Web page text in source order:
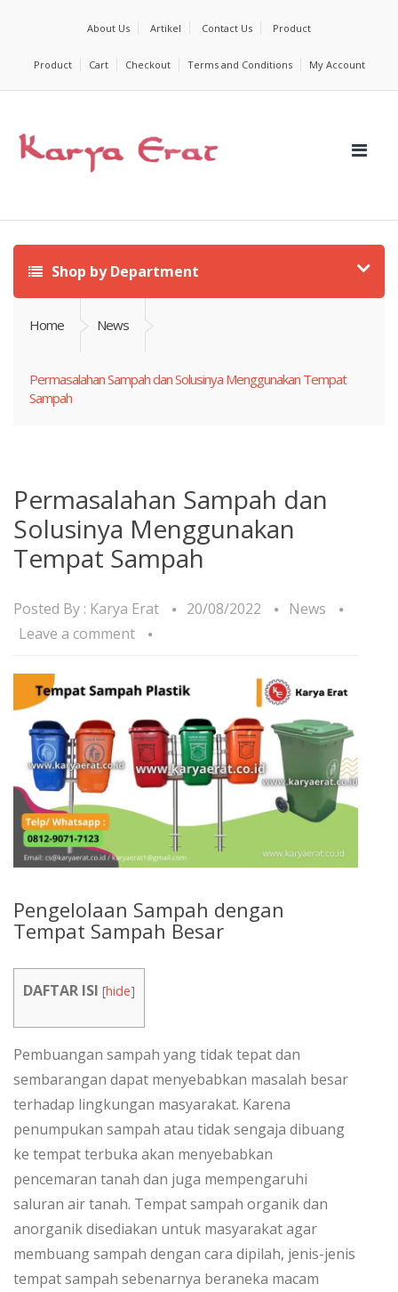
About Us Artikel Contact Us Product
Product Cart Checkout Terms and Conditions My Account
Shop by Department
Home News
Permasalahan Sampah dan Solusinya Menggunakan Tempat
Sampah
Permasalahan Sampah dan
Solusinya Menggunakan
Tempat Sampah
Posted By : Karya Erat 20/08/2022
News
Leave a comment
Pengelolaan Sampah dengan
Tempat Sampah Besar
DAFTAR ISI [hide]
Pembuangan sampah yang tidak tepat dan
sembarangan dapat menyebabkan masalah besar
terhadap lingkungan masyarakat. Karena
penumpukan sampah atau tidak sengaja dibuang
ke tempat terbuka akan menyebabkan
pencemaran tanah dan juga mempengaruhi
saluran air tanah. Tempat sampah organik dan
anorganik disediakan untuk masyarakat agar
membuang sampah dengan cara dipilah, jenis-jenis
tempat sampah sebenarnya beraneka macam